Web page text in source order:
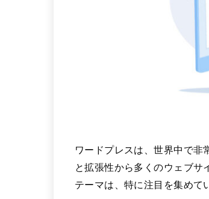
ワードプレスは、世界中で非
と拡張性から多くのウェブサ
テーマは、特に注目を集めて